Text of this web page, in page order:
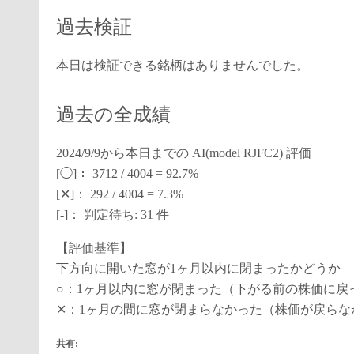
過去検証
本日は検証できる銘柄はありませんでした。
過去の全成績
2024/9/9から本日までの AI(model RJFC2) 評価
[◯]： 3712 / 4004 = 92.7%
[✕]： 292 / 4004 = 7.3%
[-]： 判定待ち: 31 件
【評価基準】
下方向に開いた窓が1ヶ月以内に閉まったかどうか
○：1ヶ月以内に窓が閉まった（下がる前の株価に戻
✕：1ヶ月の間に窓が閉まらなかった（株価が戻らな
共有: